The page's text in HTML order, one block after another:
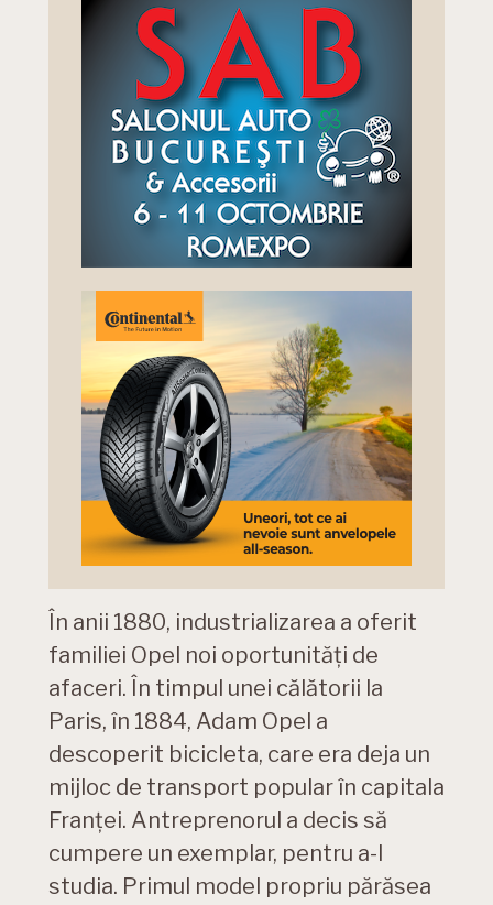
În anii 1880, industrializarea a oferit
familiei Opel noi oportunități de
afaceri. În timpul unei călătorii la
Paris, în 1884, Adam Opel a
descoperit bicicleta, care era deja un
mijloc de transport popular în capitala
Franței. Antreprenorul a decis să
cumpere un exemplar, pentru a-l
studia. Primul model propriu părăsea